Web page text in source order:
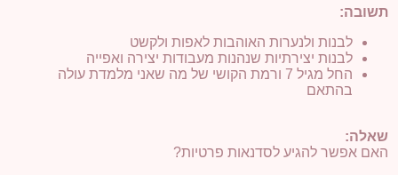
תשובה:
לבנות ולנערות האוהבות לאפות ולקשט
לבנות יצירתיות שנהנות מעבודות יצירה ואפייה
החל מגיל 7 ורמת
הקושי של מה שאני מלמדת עולה
בהתאם
שאלה:
האם אפשר להגיע לסדנאות פרטיות?